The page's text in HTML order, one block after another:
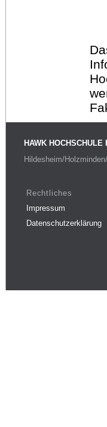
HAWK
Hildesheim/
Rechtliches
Impressum
Datenschutzerklärung